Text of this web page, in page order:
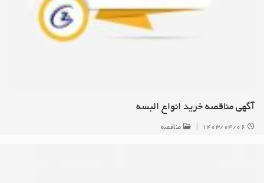
آگهی مناقصه خرید انواع البسه
۱۴۰۳/۰۴/۰۶ مناقصه